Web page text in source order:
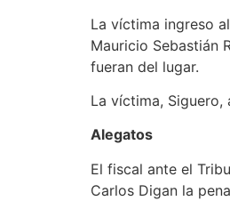
La víctima ingreso
Mauricio Sebastián
fueran del lugar.
La víctima,
El fiscal ante el
Carlos Digan la